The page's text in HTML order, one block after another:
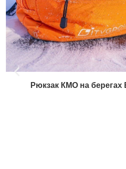
Рюкзак КМО на берегах